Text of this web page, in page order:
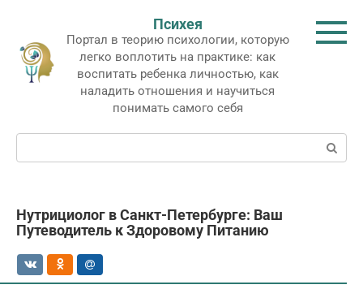
контенту
Психея
Портал в теорию психологии, которую
легко воплотить на практике: как
воспитать ребенка личностью, как
наладить отношения и научиться
понимать самого себя
Поиск:
Нутрициолог в Санкт-Петербурге: Ваш
Путеводитель к Здоровому Питанию